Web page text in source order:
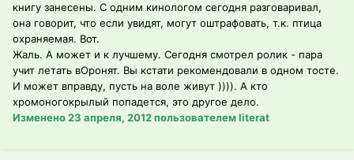
книгу занесены. С одним кинологом сегодня разговаривал,
она говорит, что если увидят, могут оштрафовать, т.к. птица
охраняемая. Вот.
Жаль. А может и к лучшему. Сегодня смотрел ролик - пара
учит летать вОронят. Вы кстати рекомендовали в одном тосте.
И может вправду, пусть на воле живут )))). А кто
хромоногокрылый попадется, это другое дело.
Изменено23 апреля, 2012пользователем literat